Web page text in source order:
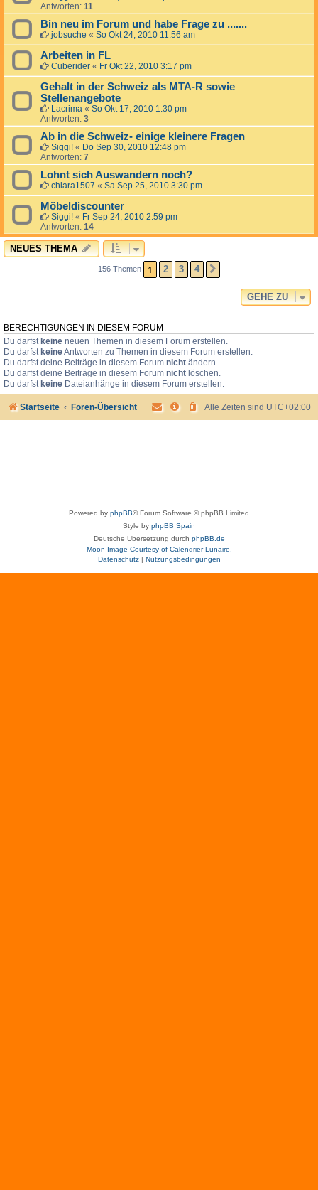
Antworten: 11
Bin neu im Forum und habe Frage zu .......
jobsuche « So Okt 24, 2010 11:56 am
Arbeiten in FL
Cuberider « Fr Okt 22, 2010 3:17 pm
Gehalt in der Schweiz als MTA-R sowie
Stellenangebote
Lacrima « So Okt 17, 2010 1:30 pm
Antworten: 3
Ab in die Schweiz- einige kleinere Fragen
Siggi! « Do Sep 30, 2010 12:48 pm
Antworten: 7
Lohnt sich Auswandern noch?
chiara1507 « Sa Sep 25, 2010 3:30 pm
Möbeldiscounter
Siggi! « Fr Sep 24, 2010 2:59 pm
Antworten: 14
NEUES THEMA
156 Themen 1 2 3 4
GEHE ZU
BERECHTIGUNGEN IN DIESEM FORUM
Du darfst keine neuen Themen in diesem Forum erstellen.
Du darfst keineAntworten zu Themen in diesem Forum erstellen.
Du darfst deine Beiträge in diesem Forum nicht ändern.
Du darfst deine Beiträge in diesem Forum nicht löschen.
Du darfst keine Dateianhänge in diesem Forum erstellen.
Startseite Foren-Übersicht Alle Zeiten sind UTC+02:00
Powered by phpBB® Forum Software © phpBB Limited
Style by phpBB Spain
Deutsche Übersetzung durch phpBB.de
Moon Image Courtesy of Calendrier Lunaire.
Datenschutz| Nutzungsbedingungen